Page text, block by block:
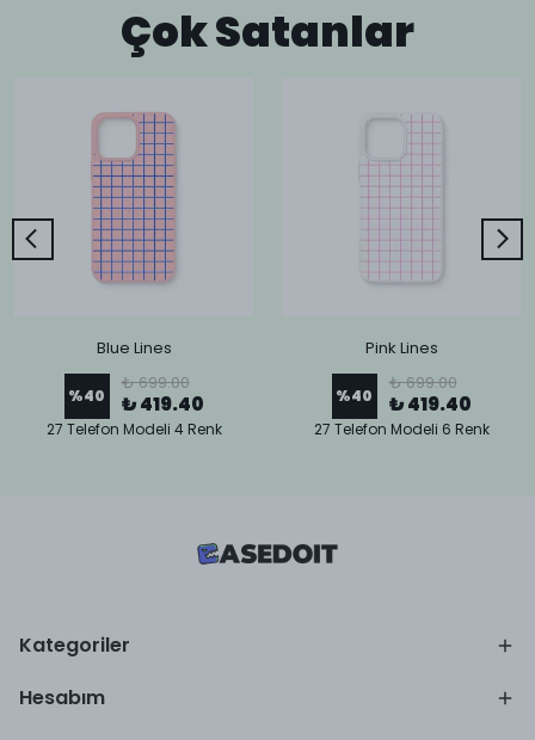
Çok Satanlar
Blue Lines
%40
₺ 699.00
₺ 419.40
27 Telefon Modeli 4 Renk
Pink Lines
%40
₺ 699.00
₺ 419.40
27 Telefon Modeli 6 Renk
Kategoriler
Hesabım